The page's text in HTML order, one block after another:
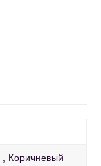
Коричневый